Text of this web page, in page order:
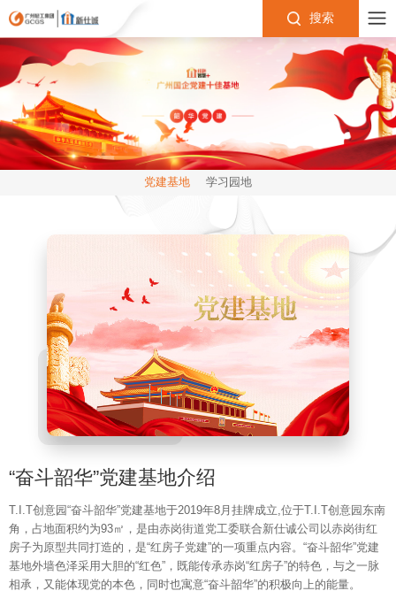
搜索
党建基地 学习园地
“奋斗韶华”党建基地介绍
T.I.T创意园“奋斗韶华”党建基地于2019年8月挂牌成立,位于T.I.T创意园东南
角，占地面积约为93㎡，是由赤岗街道党工委联合新仕诚公司以赤岗街红
房子为原型共同打造的，是“红房子党建”的一项重点内容。“奋斗韶华”党建
基地外墙色泽采用大胆的“红色”，既能传承赤岗“红房子”的特色，与之一脉
相承，又能体现党的本色，同时也寓意“奋斗韶华”的积极向上的能量。